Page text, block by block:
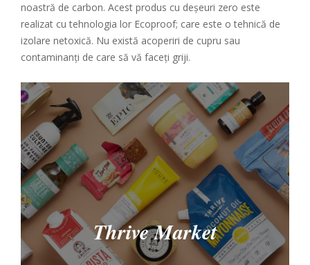
noastră de carbon. Acest produs cu deșeuri zero este
realizat cu tehnologia lor Ecoproof; care este o tehnică de
izolare netoxică. Nu există acoperiri de cupru sau
contaminanți de care să vă faceți griji.
Thrive Market